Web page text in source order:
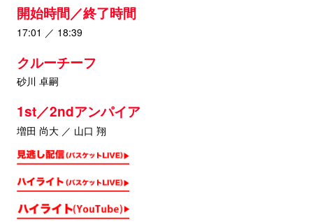
開始時間／終了時間
17:01 ／ 18:39
クルーチーフ
砂川 卓嗣
1st／2ndアンパイア
増田 尚大 ／ 山口 翔